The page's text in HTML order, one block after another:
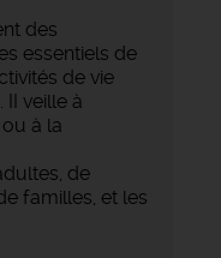
des
essentiels de
de vie
II veille à
à la
de
familles, et les